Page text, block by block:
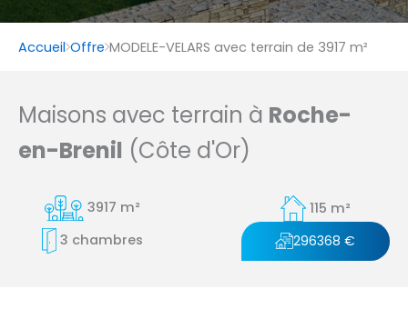
Accueil Offre MODELE-VELARS avec terrain de 3917 m²
Maisons avec terrain à Roche-
en-Brenil (Côte d'Or)
3917 m²
115 m²
3 chambres
296368 €